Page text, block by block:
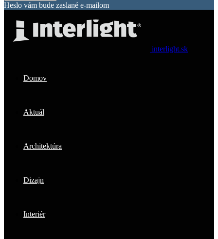
Heslo vám bude zaslané e-mailom
interlight.sk
Domov
Aktuál
Architektúra
Dizajn
Interiér